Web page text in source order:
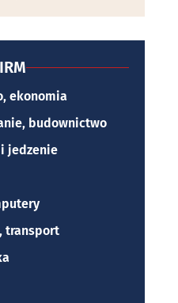
ekonomia
budownictwo
jedzenie
transport